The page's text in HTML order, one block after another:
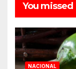
You missed
NACIONAL